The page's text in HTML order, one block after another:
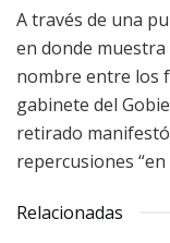
A través de una
en donde
nombre entre los
gabinete del
retirado
repercusiones
Relacionadas